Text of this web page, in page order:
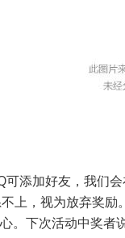
添加好友，我们会
上，视为放弃奖励。
。下次活动中奖者